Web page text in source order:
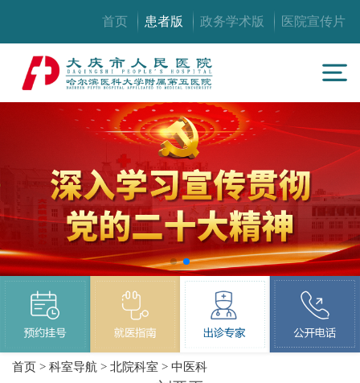
首页 患者版 政务学术版 医院宣传片
首页 >科室导航 >北院科室 >中医科